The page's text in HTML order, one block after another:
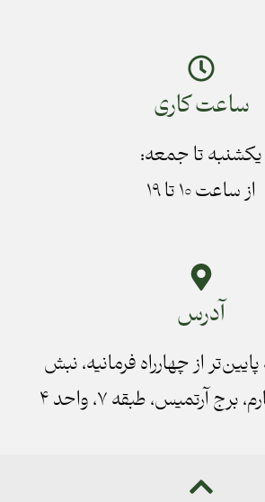
ساعت کاری
یکشنبه تا جمعه:
از ساعت ۱۰ تا ۱۹
آدرس
پایین‌تر از چهارراه فرمانیه، نبش
آرتمیس، طبقه ۷، واحد ۴